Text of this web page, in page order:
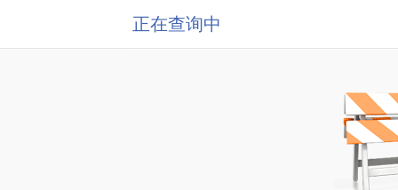
正在查询中